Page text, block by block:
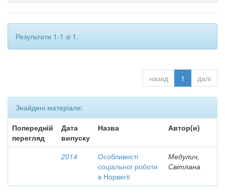
Результати 1-1 зі 1.
назад 1 далі
Знайдені матеріали:
Попередній
перегляд
Дата
випуску
Назва Автор(и)
2014
Особливості
соціальної роботи
в Норвегії
Медулич,
Світлана